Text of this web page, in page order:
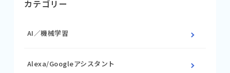
カテゴリー
AI／機械学習
Alexa/Googleアシスタント